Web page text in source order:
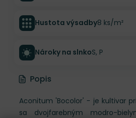
Hustota výsadby8 ks/m²
Nároky na slnkoS, P
Popis
Aconitum 'Bocolor' - je kultivar
sa dvojfarebným modro-